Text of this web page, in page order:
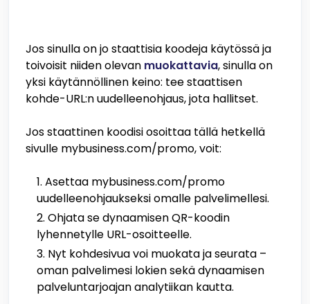
Jos sinulla on jo staattisia koodeja käytössä ja
toivoisit niiden olevan muokattavia, sinulla on
yksi käytännöllinen keino: tee staattisen
kohde-URL:n uudelleenohjaus, jota hallitset.
Jos staattinen koodisi osoittaa tällä hetkellä
sivulle mybusiness.com/promo, voit:
Asettaa mybusiness.com/promo
uudelleenohjaukseksi omalle palvelimellesi.
Ohjata se dynaamisen QR-koodin
lyhennetylle URL-osoitteelle.
Nyt kohdesivua voi muokata ja seurata –
oman palvelimesi lokien sekä dynaamisen
palveluntarjoajan analytiikan kautta.